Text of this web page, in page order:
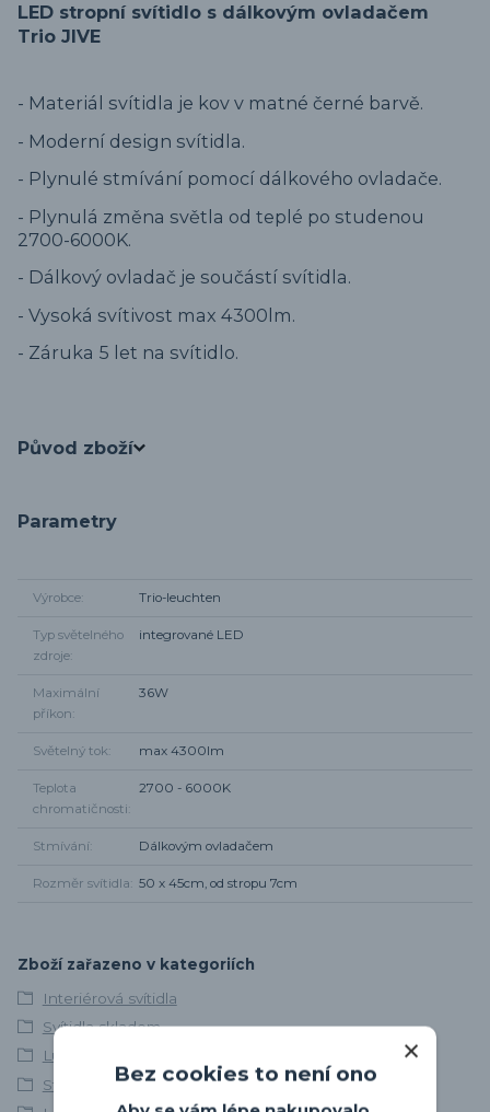
LED stropní svítidlo s dálkovým ovladačem
Trio JIVE
- Materiál svítidla je kov v matné černé barvě.
- Moderní design svítidla.
- Plynulé stmívání pomocí dálkového ovladače.
- Plynulá změna světla od teplé po studenou
2700-6000K.
- Dálkový ovladač je součástí svítidla.
- Vysoká svítivost max 4300lm.
- Záruka 5 let na svítidlo.
Původ zboží
Parametry
Výrobce Trio-leuchten
Typ světelného
zdroje
integrované LED
Maximální
příkon
36W
Světelný tok max 4300lm
Teplota
chromatičnosti
2700 - 6000K
Stmívání Dálkovým ovladačem
Rozměr svítidla 50 x 45cm, od stropu 7cm
Zboží zařazeno v kategoriích
Interiérová svítidla
Svítidla skladem
Lustry a závěsná svítidla
Stropní svítidlaBez cookies to není ono